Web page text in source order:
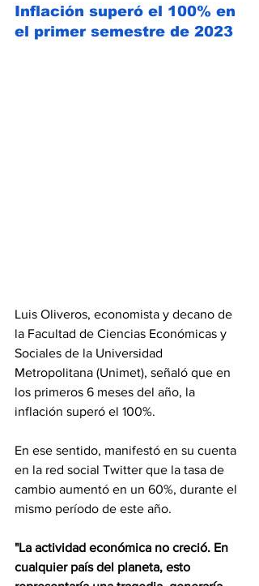
Inflación superó el 100% en
el primer semestre de 2023
Luis Oliveros, economista y decano de
la Facultad de Ciencias Económicas y
Sociales de la Universidad
Metropolitana (Unimet), señaló que en
los primeros 6 meses del año, la
inflación superó el 100%.
En ese sentido, manifestó en su cuenta
en la red social Twitter que la tasa de
cambio aumentó en un 60%, durante el
mismo período de este año.
"La actividad económica no creció. En
cualquier país del planeta, esto